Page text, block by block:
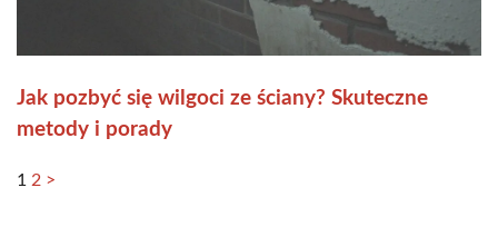
Jak pozbyć się wilgoci ze ściany? Skuteczne
metody i porady
1 2 >